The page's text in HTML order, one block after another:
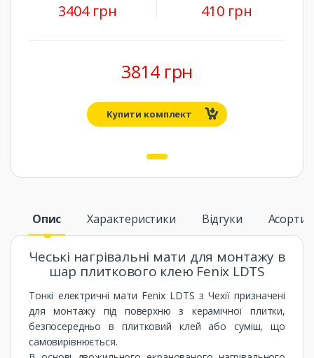
3404 грн 410 грн
3814 грн
Купити комплект
Опис Характеристики Відгуки
Чеські нагрівальні мати для монтажу в
шар плиткового клею Fenix ​​LDTS
Тонкі електричні мати Fenix ​​LDTS з Чехії призначені
для монтажу під поверхню з керамічної плитки,
безпосередньо в плитковий клей або суміш, що
самовирівнюється.